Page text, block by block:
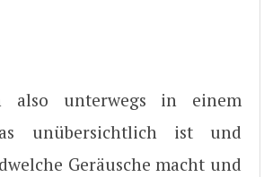
unterwegs in einem
unübersichtlich ist und
Geräusche macht und